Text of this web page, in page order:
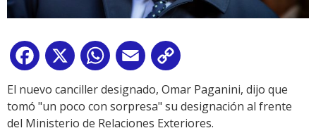
Facebook
X WhatsApp
Email
Link
El nuevo canciller designado, Omar Paganini, dijo que
tomó "un poco con sorpresa" su designación al frente
del Ministerio de Relaciones Exteriores.